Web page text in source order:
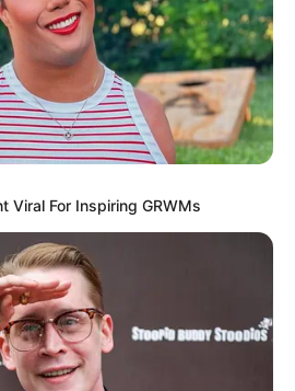
Viral For Inspiring GRWMs